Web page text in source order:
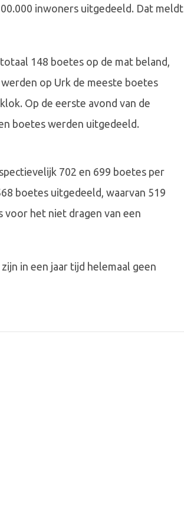
inwoners uitgedeeld. Dat meldt
148 boetes op de mat beland,
op Urk de meeste boetes
Op de eerste avond van de
boetes werden uitgedeeld.
702 en 699 boetes per
boetes uitgedeeld, waarvan 519
het niet dragen van een
in een jaar tijd helemaal geen